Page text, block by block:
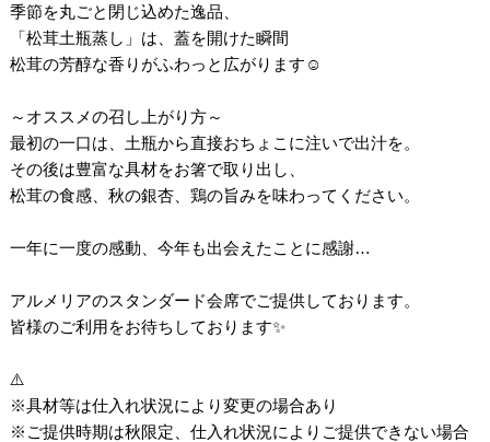
季節を丸ごと閉じ込めた逸品、
「松茸土瓶蒸し」は、蓋を開けた瞬間
松茸の芳醇な香りがふわっと広がります☺️
～オススメの召し上がり方～
最初の一口は、土瓶から直接おちょこに注いで出汁を。
その後は豊富な具材をお箸で取り出し、
松茸の食感、秋の銀杏、鶏の旨みを味わってください。
一年に一度の感動、今年も出会えたことに感謝…
アルメリアのスタンダード会席でご提供しております。
皆様のご利用をお待ちしております✨
⚠️
※具材等は仕入れ状況により変更の場合あり
※ご提供時期は秋限定、仕入れ状況によりご提供できない場合